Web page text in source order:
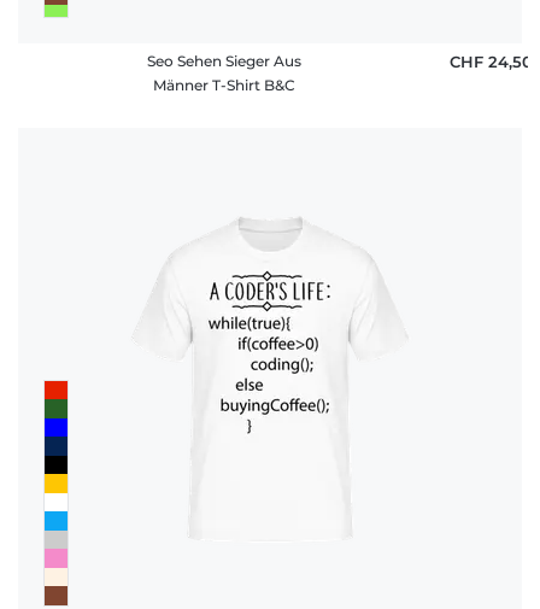
Seo Sehen Sieger Aus
Männer T-Shirt B&C
CHF 24,50